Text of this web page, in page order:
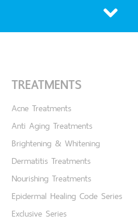
TREATMENTS
Acne Treatments
Anti Aging Treatments
Brightening & Whitening
Dermatitis Treatments
Nourishing Treatments
Epidermal Healing Code Series
Exclusive Series